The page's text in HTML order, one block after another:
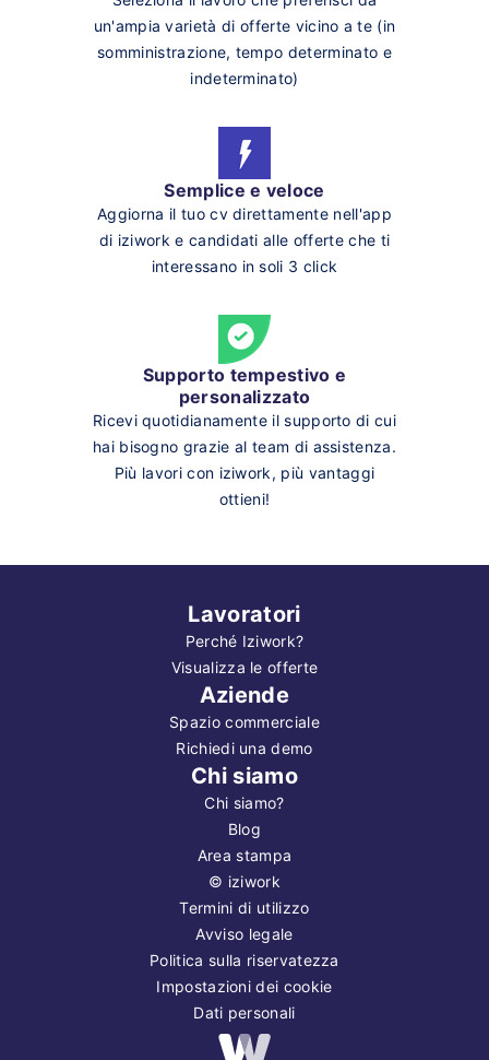
un'ampia varietà di offerte vicino a te (in
somministrazione, tempo determinato e
indeterminato)
Semplice e veloce
Aggiorna il tuo cv direttamente nell'app
di iziwork e candidati alle offerte che ti
interessano in soli 3 click
Supporto tempestivo e
personalizzato
Ricevi quotidianamente il supporto di cui
hai bisogno grazie al team di assistenza.
Più lavori con iziwork, più vantaggi
ottieni!
Lavoratori
Perché Iziwork?
Visualizza le offerte
Aziende
Spazio commerciale
Richiedi una demo
Chi siamo
Chi siamo?
Blog
Area stampa
© iziwork
Termini di utilizzo
Avviso legale
Politica sulla riservatezza
Impostazioni dei cookie
Dati personali